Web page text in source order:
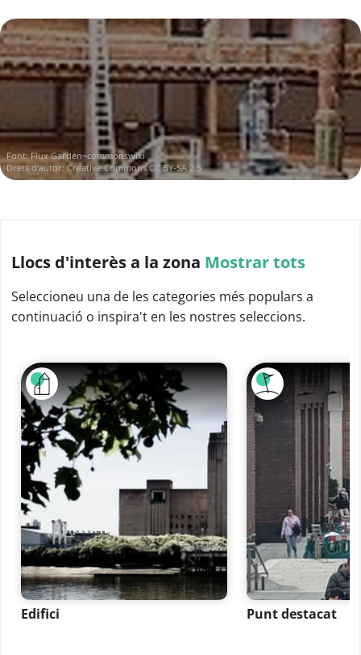
Font:Flux Garden~commonswiki
Drets d'autor:Creative Commons CC BY-SA 2.5
Llocs d'interèsa la zona Mostrar tots
Seleccioneu una de les categories més populars a
continuació o inspira't en les nostres seleccions.
Edifici Punt destacat